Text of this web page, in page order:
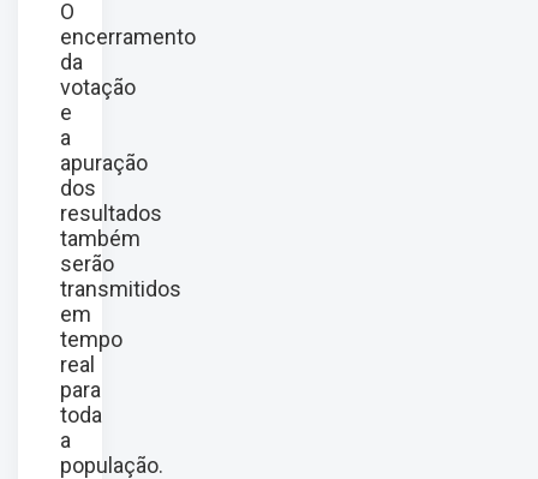
O
encerramento
da
votação
e
a
apuração
dos
resultados
também
serão
transmitidos
em
tempo
real
para
toda
a
população.